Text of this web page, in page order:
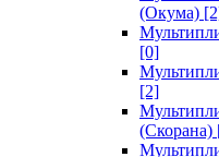
(Окума)
[0]
[2]
(Скорана)